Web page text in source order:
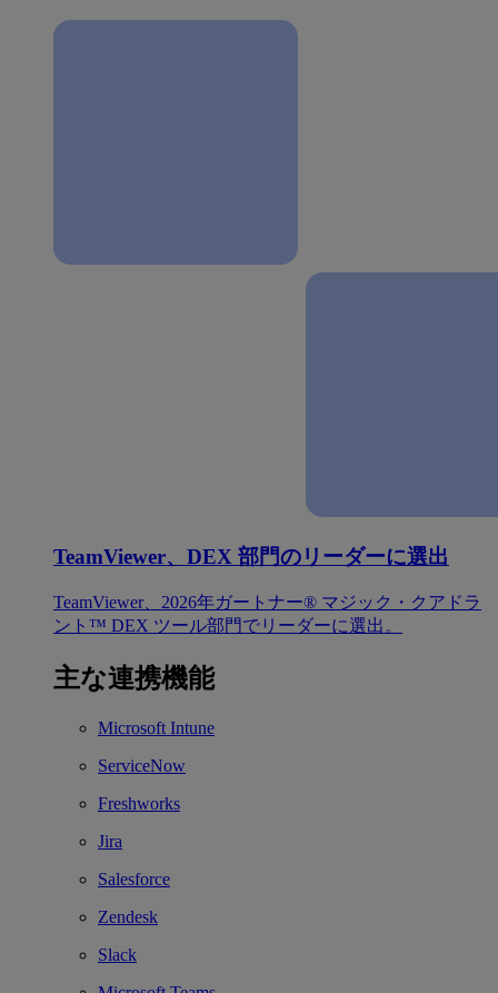
TeamViewer、DEX 部門のリーダーに選出
TeamViewer、2026年ガートナー® マジック・クアドラ
ント™ DEX ツール部門でリーダーに選出。
主な連携機能
Microsoft Intune
ServiceNow
Freshworks
Jira
Salesforce
Zendesk
Slack